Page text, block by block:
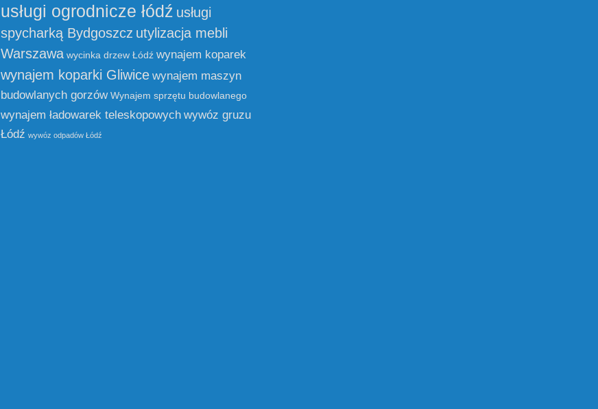
usługi ogrodnicze łódź usługi
spycharką Bydgoszcz utylizacja mebli
Warszawa wycinka drzew Łódź wynajem koparek
wynajem koparki Gliwice wynajem maszyn
budowlanych gorzów Wynajem sprzętu budowlanego
wynajem ładowarek teleskopowych wywóz gruzu
Łódź wywóz odpadów Łódź